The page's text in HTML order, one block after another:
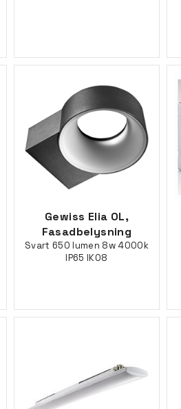
Gewiss Elia OL,
Fasadbelysning
Svart 650 lumen 8w 4000k
IP65 IK08